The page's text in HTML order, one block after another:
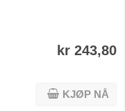
kr 243,80
KJØP NÅ